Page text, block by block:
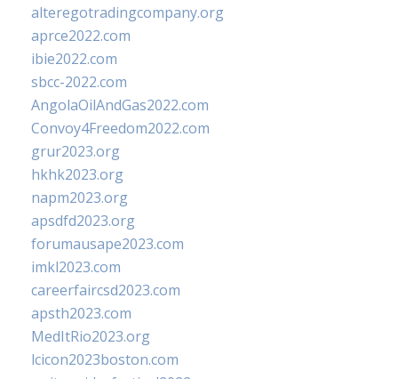
alteregotradingcompany.org
aprce2022.com
ibie2022.com
sbcc-2022.com
AngolaOilAndGas2022.com
Convoy4Freedom2022.com
grur2023.org
hkhk2023.org
napm2023.org
apsdfd2023.org
forumausape2023.com
imkl2023.com
careerfaircsd2023.com
apsth2023.com
MedItRio2023.org
lcicon2023boston.com